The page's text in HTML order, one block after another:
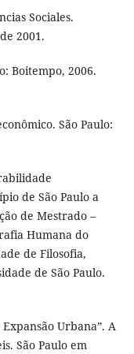
Sociales.
2001.
Boitempo, 2006.
São Paulo:
de São Paulo a
de Mestrado –
Humana do
de Filosofia,
de São Paulo.
Urbana”. A
São Paulo em